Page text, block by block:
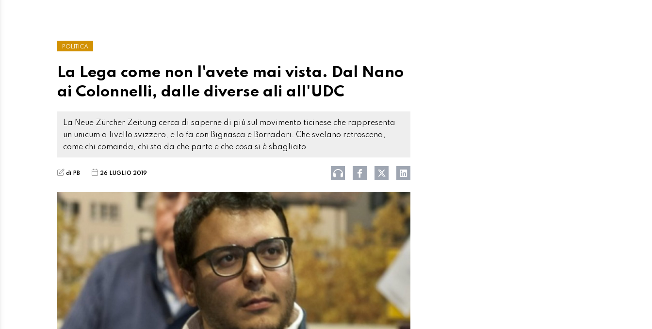
POLITICA
La Lega come non l'avete mai vista. Dal Nano
ai Colonnelli, dalle diverse ali all'UDC
La Neue Zürcher Zeitung cerca di saperne di più sul movimento ticinese che rappresenta
un unicum a livello svizzero, e lo fa con Bignasca e Borradori. Che svelano retroscena,
come chi comanda, chi sta da che parte e che cosa si è sbagliato
di PB 26 LUGLIO 2019